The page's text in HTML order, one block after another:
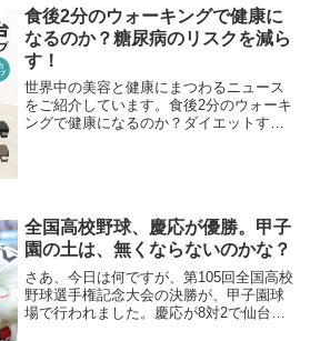
しく冬至を迎えよう！冬至とは？基本情
報を解説冬至（とうじ）は...
食後2分のウォーキングで健康に
なるのか？糖尿病のリスクを減ら
す！
世界中の美容と健康にまつわるニュース
をご紹介しています。食後2分のウォーキ
ングで健康になるのか？ダイエットする
全国高校野球、慶応が優勝。甲子
園の土は、無くならないのかな？
さあ、今日は何ですが、第105回全国高校
野球選手権記念大会の決勝が、甲子園球
場で行われました。慶応が8対2で仙台育